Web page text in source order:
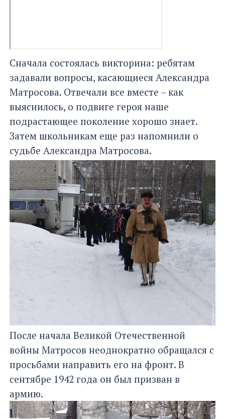
Сначала состоялась викторина: ребятам
задавали вопросы, касающиеся Александра
Матросова. Отвечали все вместе – как
выяснилось, о подвиге героя наше
подрастающее поколение хорошо знает.
Затем школьникам еще раз напомнили о
судьбе Александра Матросова.
После начала Великой Отечественной
войны Матросов неоднократно обращался с
просьбами направить его на фронт. В
сентябре 1942 года он был призван в
армию.